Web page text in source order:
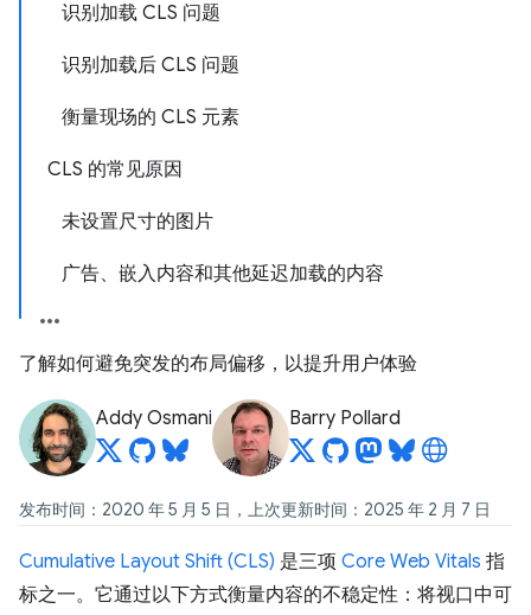
识别加载 CLS 问题
识别加载后 CLS 问题
衡量现场的 CLS 元素
CLS 的常见原因
未设置尺寸的图片
广告、嵌入内容和其他延迟加载的内容
了解如何避免突发的布局偏移，以提升用户体验
Addy Osmani Barry Pollard
发布时间：2020 年 5 月 5 日，上次更新时间：2025 年 2 月 7 日
Cumulative Layout Shift (CLS) 是三项 Core Web Vitals 指
标之一。它通过以下方式衡量内容的不稳定性：将视口中可